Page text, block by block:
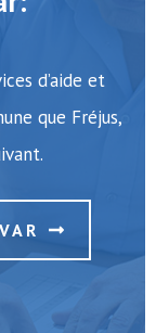
d’aide et
que Fréjus,